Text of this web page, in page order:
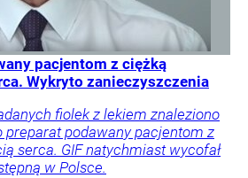
pacjentom z ciężką
Wykryto zanieczyszczenia
fiolek z lekiem znaleziono
preparat podawany pacjentom z
serca. GIF natychmiast wycofał
w Polsce.